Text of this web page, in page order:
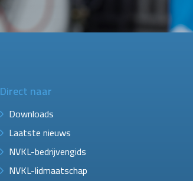
Direct naar
Downloads
Laatste nieuws
NVKL-bedrijvengids
NVKL-lidmaatschap